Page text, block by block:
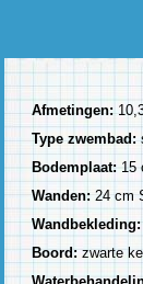
Afmetingen:
Type zwembad:
Bodemplaat: 15
Wanden: 24 cm
Wandbekleding:
Boord:zwarte